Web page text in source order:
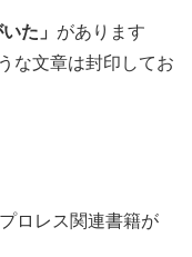
た」 があります
な文章は封印してお
ロレス関連書籍が